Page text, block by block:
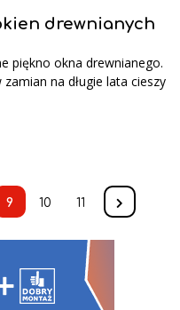
drewnianych
piękno okna drewnianego.
na długie lata cieszy
9 10 11